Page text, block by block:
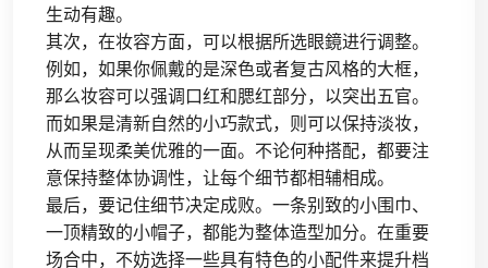
生动有趣。
其次，在妆容方面，可以根据所选眼鏡进行调整。
例如，如果你佩戴的是深色或者复古风格的大框，
那么妆容可以强调口红和腮红部分，以突出五官。
而如果是清新自然的小巧款式，则可以保持淡妆，
从而呈现柔美优雅的一面。不论何种搭配，都要注
意保持整体协调性，让每个细节都相辅相成。
最后，要记住细节决定成败。一条别致的小围巾、
一顶精致的小帽子，都能为整体造型加分。在重要
场合中，不妨选择一些具有特色的小配件来提升档